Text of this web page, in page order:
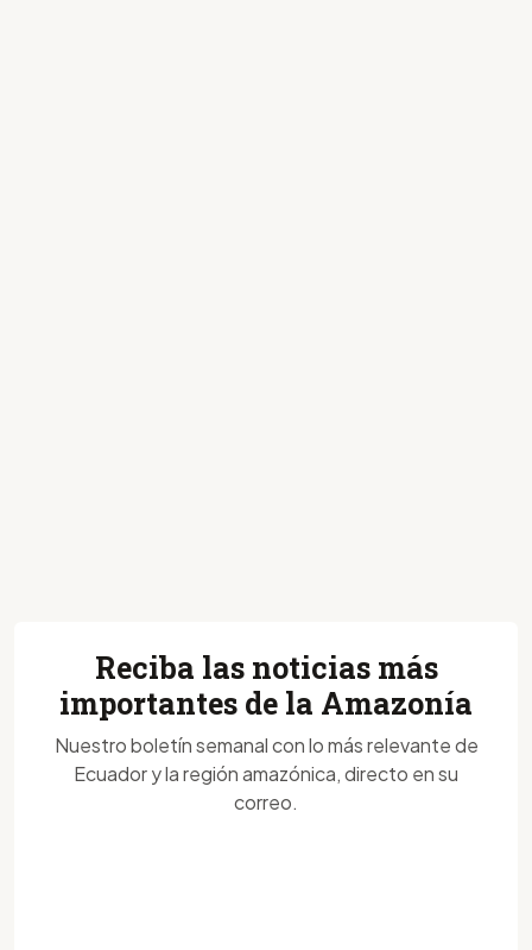
Reciba las noticias más
importantes de la Amazonía
Nuestro boletín semanal con lo más relevante de
Ecuador y la región amazónica, directo en su
correo.